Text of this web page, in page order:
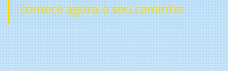
comece agora o seu caminho